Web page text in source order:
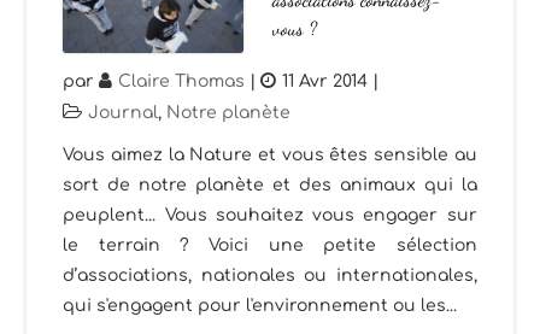
vous ?
par Claire Thomas | 11 Avr 2014
Journal, Notre planète
Vous aimez la Nature et vous êtes sensible au
sort de notre planète et des animaux qui la
peuplent... Vous souhaitez vous engager sur
le terrain ? Voici une petite sélection
d’associations, nationales ou internationales,
qui s'engagent pour l'environnement ou les...